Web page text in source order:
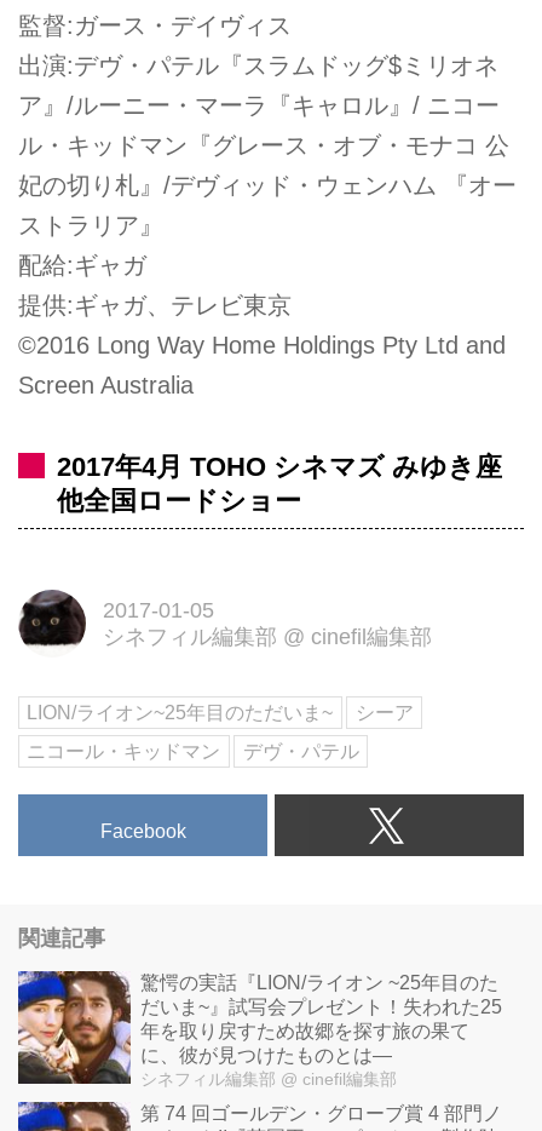
監督:ガース・デイヴィス
出演:デヴ・パテル『スラムドッグ$ミリオネ
ア』/ルーニー・マーラ『キャロル』/ ニコー
ル・キッドマン『グレース・オブ・モナコ 公
妃の切り札』/デヴィッド・ウェンハム 『オー
ストラリア』
配給:ギャガ
提供:ギャガ、テレビ東京
©2016 Long Way Home Holdings Pty Ltd and
Screen Australia
2017年4月 TOHO シネマズ みゆき座
他全国ロードショー
2017-01-05
シネフィル編集部 @ cinefil編集部
LION/ライオン~25年目のただいま~
シーア
ニコール・キッドマン
デヴ・パテル
Facebook
関連記事
驚愕の実話『LION/ライオン ~25年目のた
だいま~』試写会プレゼント！失われた25
年を取り戻すため故郷を探す旅の果て
に、彼が見つけたものとは―
シネフィル編集部 @ cinefil編集部
第 74 回ゴールデン・グローブ賞 4 部門ノ